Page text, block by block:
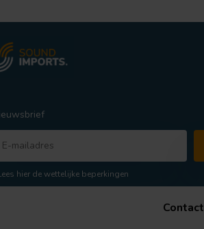
hier de wettelijke beperkingen
Contact